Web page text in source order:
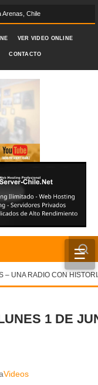
Arenas, Chile
VER VIDEO ONLINE
CONTACTO
☰
– UNA RADIO CON
1 DE
Videos